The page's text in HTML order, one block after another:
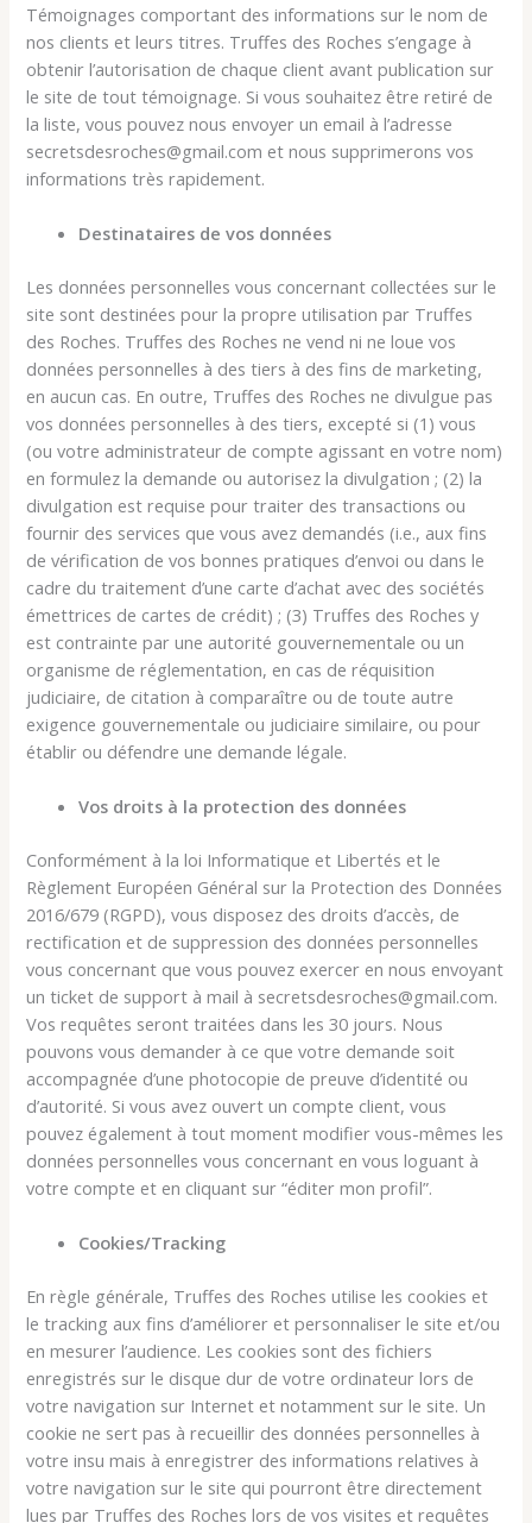
Témoignages comportant des informations sur le nom de
nos clients et leurs titres. Truffes des Roches s’engage à
obtenir l’autorisation de chaque client avant publication sur
le site de tout témoignage. Si vous souhaitez être retiré de
la liste, vous pouvez nous envoyer un email à l’adresse
secretsdesroches@gmail.com et nous supprimerons vos
informations très rapidement.
Destinataires de vos données
Les données personnelles vous concernant collectées sur le
site sont destinées pour la propre utilisation par Truffes
des Roches. Truffes des Roches ne vend ni ne loue vos
données personnelles à des tiers à des fins de marketing,
en aucun cas. En outre, Truffes des Roches ne divulgue pas
vos données personnelles à des tiers, excepté si (1) vous
(ou votre administrateur de compte agissant en votre nom)
en formulez la demande ou autorisez la divulgation ; (2) la
divulgation est requise pour traiter des transactions ou
fournir des services que vous avez demandés (i.e., aux fins
de vérification de vos bonnes pratiques d’envoi ou dans le
cadre du traitement d’une carte d’achat avec des sociétés
émettrices de cartes de crédit) ; (3) Truffes des Roches y
est contrainte par une autorité gouvernementale ou un
organisme de réglementation, en cas de réquisition
judiciaire, de citation à comparaître ou de toute autre
exigence gouvernementale ou judiciaire similaire, ou pour
établir ou défendre une demande légale.
Vos droits à la protection des données
Conformément à la loi Informatique et Libertés et le
Règlement Européen Général sur la Protection des Données
2016/679 (RGPD), vous disposez des droits d’accès, de
rectification et de suppression des données personnelles
vous concernant que vous pouvez exercer en nous envoyant
un ticket de support à mail à secretsdesroches@gmail.com.
Vos requêtes seront traitées dans les 30 jours. Nous
pouvons vous demander à ce que votre demande soit
accompagnée d’une photocopie de preuve d’identité ou
d’autorité. Si vous avez ouvert un compte client, vous
pouvez également à tout moment modifier vous-mêmes les
données personnelles vous concernant en vous loguant à
votre compte et en cliquant sur “éditer mon profil”.
Cookies/Tracking
En règle générale, Truffes des Roches utilise les cookies et
le tracking aux fins d’améliorer et personnaliser le site et/ou
en mesurer l’audience. Les cookies sont des fichiers
enregistrés sur le disque dur de votre ordinateur lors de
votre navigation sur Internet et notamment sur le site. Un
cookie ne sert pas à recueillir des données personnelles à
votre insu mais à enregistrer des informations relatives à
votre navigation sur le site qui pourront être directement
lues par Truffes des Roches lors de vos visites et requêtes